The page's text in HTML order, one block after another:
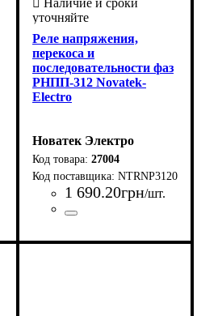
Реле напряжения,
перекоса и
последовательности фаз
РНПП-312 Novatek-
Electro
Новатек Электро
27004
NTRNP3120
1 690.20грн/шт.